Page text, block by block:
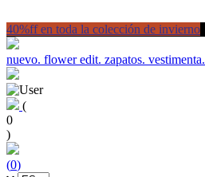
40%ff en toda la colección de invierno
nuevo. flower edit. zapatos. vestimenta.
(
0
)
(0)